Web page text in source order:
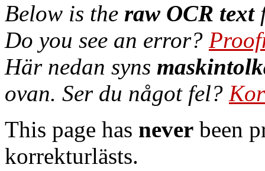
Below is the raw OCR text
Do you see an error?
Här nedan syns
ovan. Ser du något fel?
This page has never been
korrekturlästs.